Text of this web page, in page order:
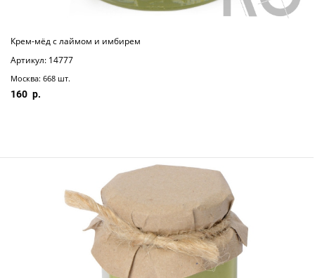
Крем-мёд с лаймом и имбирем
Артикул: 14777
Москва: 668 шт.
160